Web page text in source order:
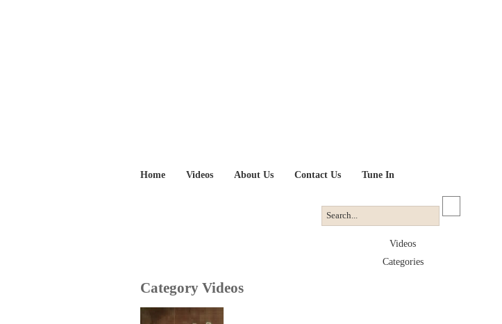
Home Videos About Us Contact Us Tune In
Videos
Categories
Category Videos